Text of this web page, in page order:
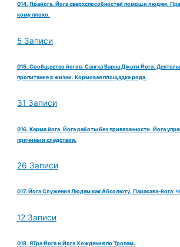
014. Прайога. Йога сверхспособностей помощи людям.
кому плохо.
5 Записи
015. Сообщество йогов. Сангха Варна Джати Йога.
пропитание в жизни. Кормовая площадка рода.
31 Записи
016. Карма йога. Йога работы без привязанности. Йога
причины и следствия.
26 Записи
017. Йога Служения Людям как Абсолюту. Парасэва-йога.
12 Записи
018. ЯТра Йога и Йога Хождения по Тропам.